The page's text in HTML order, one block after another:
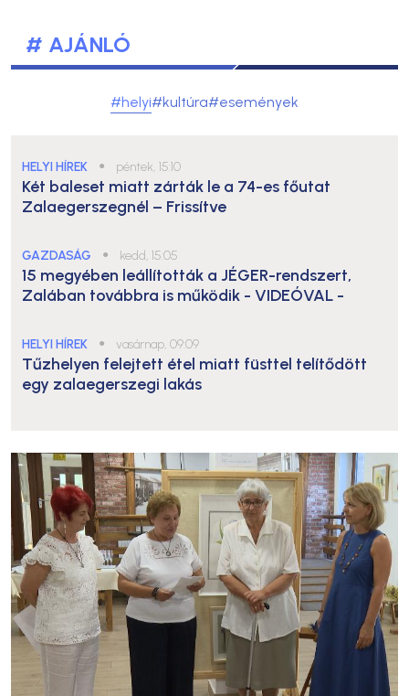
# AJÁNLÓ
#helyi#kultúra#események
HELYI HÍREK ● péntek, 15:10
Két baleset miatt zárták le a 74-es főutat
Zalaegerszegnél – Frissítve
GAZDASÁG ● kedd, 15:05
15 megyében leállították a JÉGER-rendszert,
Zalában továbbra is működik - VIDEÓVAL -
HELYI HÍREK ● vasárnap, 09:09
Tűzhelyen felejtett étel miatt füsttel telítődött
egy zalaegerszegi lakás